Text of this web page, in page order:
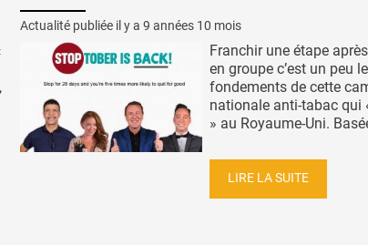
Actualité publiée il y a 9 années 10 mois
Franchir une étape
en groupe c’est un peu
fondements de cette
nationale anti-tabac qui
» au Royaume-Uni.
LIRE LA SUITE